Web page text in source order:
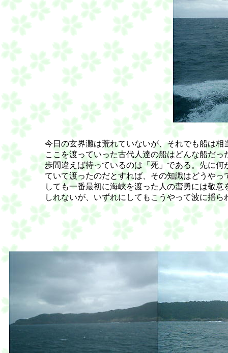
	今日の玄界灘は荒れていないが、それでも船は相当揺れて、すこし気分の悪くなった人もいた。今から２０００年の昔、
	ここを渡っていった古代人達の船はどんな船だったのだろうか。決死の思いで船を漕いでいったのだろう。文字通り、一
	歩間違えば待っているのは「死」である。先に何があるか知って渡って行ったのだろうか。海の向こうに何があるか知っ
	ていて渡ったのだとすれば、その知識はどうやって得たのだろう。おそらくは先人から聞いた知識なのだろうが、それに
	しても一番最初に海峡を渡った人の蛮勇には敬意を払いたくなる。好奇心か、飢えか、或いは大陸・半島からの逃亡かも
	しれないが、いずれにしてもこうやって波に揺られながら、転覆の恐怖と戦いながら松浦半島を目指したのだ。